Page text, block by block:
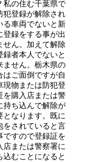
私の住む千葉県で
犯登録が解除され
る車両でないと新
登録をする事が出
せん。加えて解除
録者本人でないと
ません。栃木県の
はご面倒ですが自
現物または防犯登
を購入店または警
持ち込んで解除が
となります。既に
をされていると言
ですので登録証を
店または警察署に
込むことになると